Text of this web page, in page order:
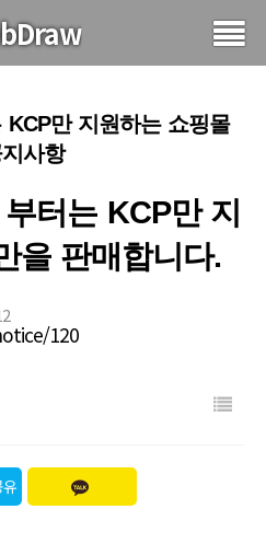
KCP만 지원하는 쇼핑몰
사항
터는 KCP만 지
을 판매합니다.
120